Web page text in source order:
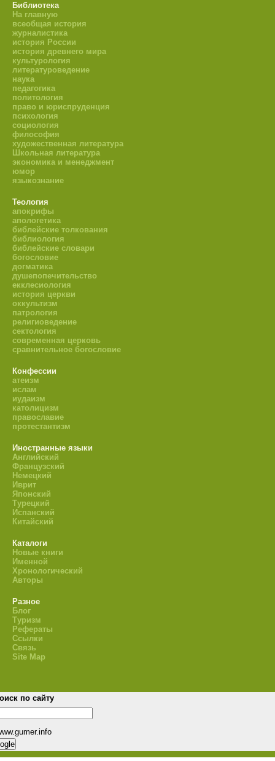
Библиотека
На главную
всеобщая история
журналистика
история России
история древнего мира
культурология
литературоведение
наука
педагогика
политология
право и юриспруденция
психология
социология
философия
художественная литература
Школьная литература
экономика и менеджмент
юмор
языкознание
Теология
апокрифы
апологетика
библейские толкования
библиология
библейские словари
богословие
догматика
душепопечительство
екклесиология
история церкви
оккультизм
патрология
религиоведение
сектология
современная церковь
сравнительное богословие
Конфессии
атеизм
ислам
иудаизм
католицизм
православие
протестантизм
Иностранные языки
Английский
Французский
Немецкий
Иврит
Японский
Турецкий
Испанский
Китайский
Каталоги
Новые книги
Именной
Хронологический
Авторы
Разное
Блог
Туризм
Рефераты
Ссылки
Связь
Site Map
по сайту